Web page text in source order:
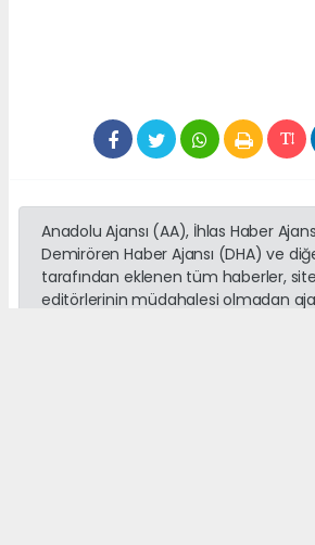
Anadolu Ajansı (AA), İhlas Haber
Demirören Haber Ajansı (DHA) ve
tarafından eklenen tüm haberler,
editörlerinin müdahalesi olmadan